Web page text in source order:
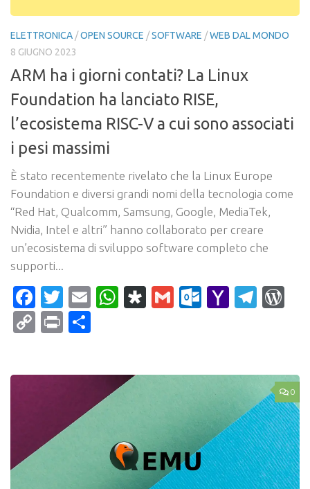
ELETTRONICA /OPEN SOURCE /SOFTWARE /WEB DAL MONDO
8 GIUGNO 2023
ARM ha i giorni contati? La Linux
Foundation ha lanciato RISE,
l’ecosistema RISC-V a cui sono associati
i pesi massimi
È stato recentemente rivelato che la Linux Europe
Foundation e diversi grandi nomi della tecnologia come
“Red Hat, Qualcomm, Samsung, Google, MediaTek,
Nvidia, Intel e altri” hanno collaborato per creare
un’ecosistema di sviluppo software completo che
supporti...
Facebook
Twitter
EmailWhatsApp
Diaspora
Gmail Yahoo
CopyPrint
0